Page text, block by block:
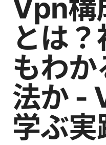
Vpn構
とは
もわ
法か -
学ぶ実